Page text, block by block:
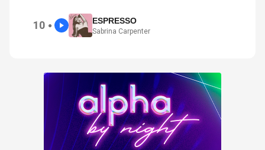
10 ● ESPRESSO
Sabrina Carpenter